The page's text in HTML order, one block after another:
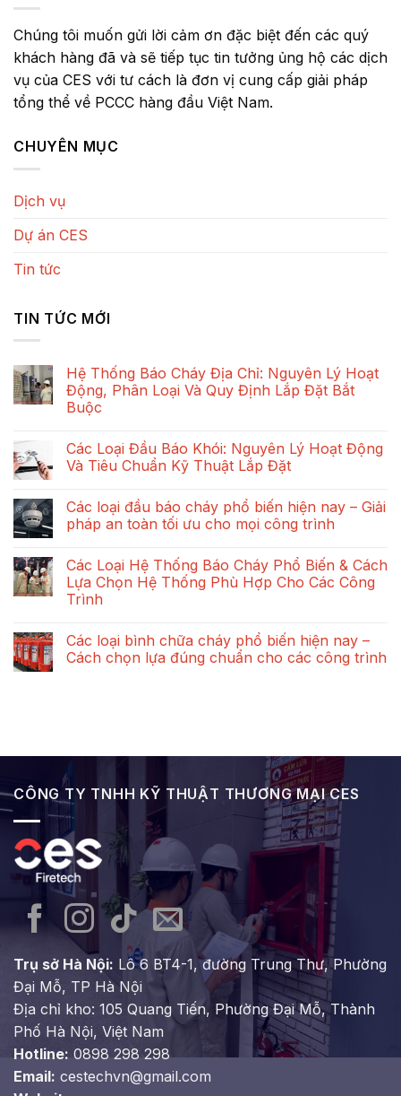
Chúng tôi muốn gửi lời cảm ơn đặc biệt đến các quý
khách hàng đã và sẽ tiếp tục tin tưởng ủng hộ các dịch
vụ của CES với tư cách là đơn vị cung cấp giải pháp
tổng thể về PCCC hàng đầu Việt Nam.
CHUYÊN MỤC
Dịch vụ
Dự án CES
Tin tức
TIN TỨC MỚI
Hệ Thống Báo Cháy Địa Chỉ: Nguyên Lý Hoạt
Động, Phân Loại Và Quy Định Lắp Đặt Bắt
Buộc
bình
luận
ở
Báo
Cháy
Địa
Lý
Hoạt
Động,
Phân
Quy
Định
Lắp
Các Loại Đầu Báo Khói: Nguyên Lý Hoạt Động
Và Tiêu Chuẩn Kỹ Thuật Lắp Đặt
bình
luận
ở
Đầu
Báo
Khói:
Nguyên
Động
Và
Tiêu
Các loại đầu báo cháy phổ biến hiện nay – Giải
pháp an toàn tối ưu cho mọi công trình
bình
luận
ở
Các
báo
cháy
phổ
ưu
cho
mọi
công
trình
Các Loại Hệ Thống Báo Cháy Phổ Biến & Cách
Lựa Chọn Hệ Thống Phù Hợp Cho Các Công
Trình
bình
luận
ở
Biến
Cách
Lựa
Chọn
Hệ
Thống
Phù
Hợp
Cho
Các
Công
Trình
Các loại bình chữa cháy phổ biến hiện nay –
Cách chọn lựa đúng chuẩn cho các công trình
bình
cháy
phổ
biến
hiện
nay
–
Cách
chọn
lựa
đúng
chuẩn
cho
các
công
trình
CÔNG TY TNHH KỸ THUẬT THƯƠNG MẠI CES
Trụ sở Hà Nội: Lô 6 BT4-1, đường Trung Thư, Phường
Đại Mỗ, TP Hà Nội
Địa chỉ kho: 105 Quang Tiến, Phường Đại Mỗ, Thành
Phố Hà Nội, Việt Nam
Hotline:0898 298 298
Email: cestechvn@gmail.com